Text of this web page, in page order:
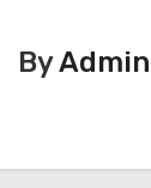
ByAdmin